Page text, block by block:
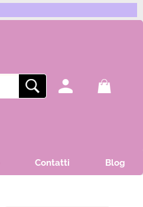
Contatti Blog